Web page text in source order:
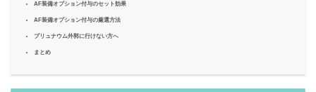
AF装備オプション付与のセット効果
AF装備オプション付与の厳選方法
プリュナウム外郭に行けない方へ
まとめ